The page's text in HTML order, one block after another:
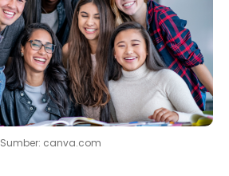
Sumber: canva.com